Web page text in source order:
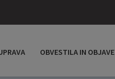
OBVESTILA IN OBJAVE